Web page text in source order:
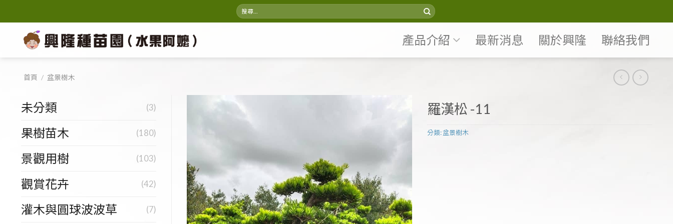
搜
尋
產品介紹 最新消息 關於興隆 聯絡我們
首頁 / 盆景樹木
未分類 (3)
果樹苗木 (180)
景觀用樹 (103)
觀賞花卉 (42)
灌木與圓球波波草 (7)
羅漢松 -11
分類:盆景樹木